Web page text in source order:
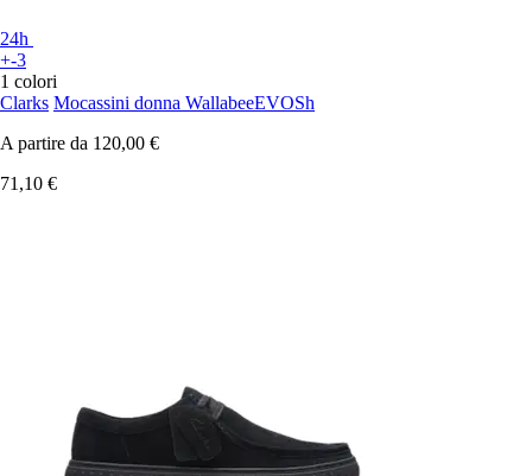
24h
+-3
1 colori
Clarks Mocassini donna WallabeeEVOSh
A partire da 120,00 €
71,10 €